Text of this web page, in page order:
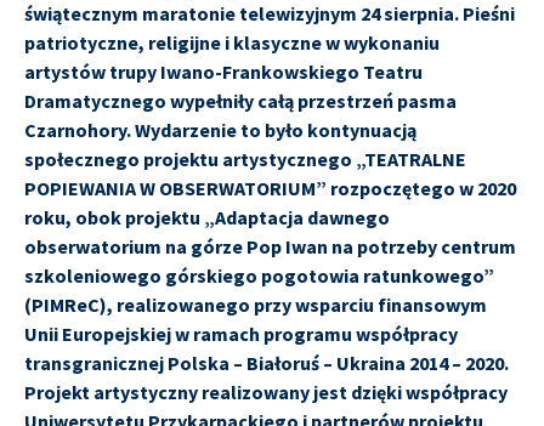
świątecznym maratonie telewizyjnym 24 sierpnia. Pieśni
patriotyczne, religijne i klasyczne w wykonaniu
artystów trupy Iwano-Frankowskiego Teatru
Dramatycznego wypełniły całą przestrzeń pasma
Czarnohory. Wydarzenie to było kontynuacją
społecznego projektu artystycznego „TEATRALNE
POPIEWANIA W OBSERWATORIUM” rozpoczętego w 2020
roku, obok projektu „Adaptacja dawnego
obserwatorium na górze Pop Iwan na potrzeby centrum
szkoleniowego górskiego pogotowia ratunkowego”
(PIMReC), realizowanego przy wsparciu finansowym
Unii Europejskiej w ramach programu współpracy
transgranicznej Polska – Białoruś – Ukraina 2014 – 2020.
Projekt artystyczny realizowany jest dzięki współpracy